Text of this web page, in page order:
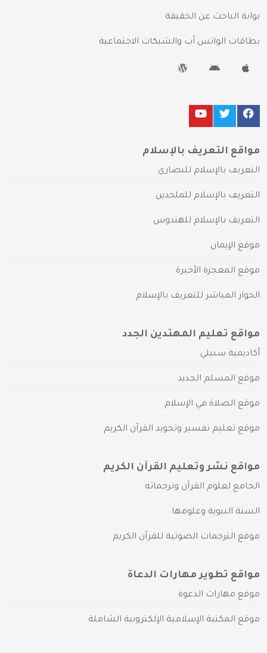
بوابة الباحث عن الحقيقة
بطاقات الواتس آب والشبكات الاجتماعية
مواقع التعريف بالإسلام
التعريف بالإسلام للنصارى
التعريف بالإسلام للملحدين
التعريف بالإسلام للهندوس
موقع الإيمان
موقع المعجزة الأخيرة
الحوار المباشر للتعريف بالإسلام
مواقع تعليم المهتدين الجدد
أكاديمية سبيلي
موقع المسلم الجديد
موقع الصلاة في الإسلام
موقع تعليم تفسير وتجويد القرآن الكريم
مواقع نشر وتعليم القرآن الكريم
الجامع لعلوم القرآن وترجماته
السنة النبوية وعلومها
موقع الترجمات الصوتية للقرآن الكريم
مواقع تطوير مهارات الدعاة
موقع مهارات الدعوة
موقع المكتبة الإسلامية الإلكترونية الشاملة